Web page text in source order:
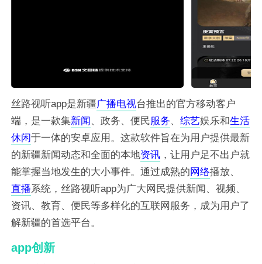
丝路视听app是新疆广播电视台推出的官方移动客户
端，是一款集新闻、政务、便民服务、 综艺娱乐和生活
休闲于一体的安卓应用。这款软件旨在为用户提供最新
的新疆新闻动态和全面的本地资讯，让用户足不出户就
能掌握当地发生的大小事件。通过成熟的网络播放、
直播系统，丝路视听app为广大网民提供新闻、视频、
资讯、教育、便民等多样化的互联网服务，成为用户了
解新疆的首选平台。
app创新